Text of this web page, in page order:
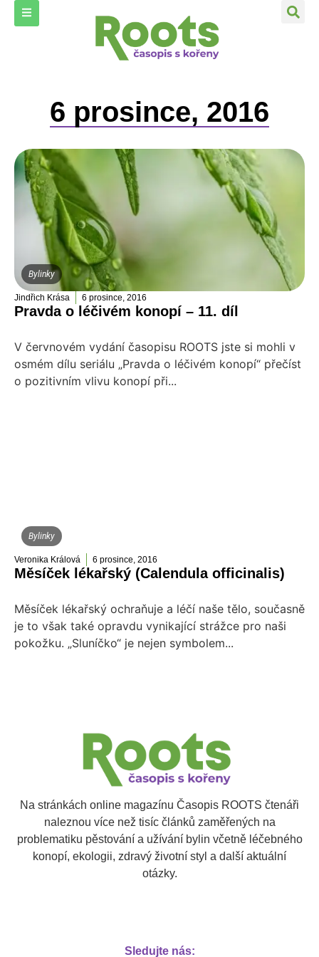
6 prosince, 2016
Bylinky
Jindřich Krása 6 prosince, 2016
Pravda o léčivém konopí – 11. díl
V červnovém vydání časopisu ROOTS jste si mohli v
osmém dílu seriálu „Pravda o léčivém konopí“ přečíst
o pozitivním vlivu konopí při...
Bylinky
Veronika Králová 6 prosince, 2016
Měsíček lékařský (Calendula officinalis)
Měsíček lékařský ochraňuje a léčí naše tělo, současně
je to však také opravdu vynikající strážce pro naši
pokožku. „Sluníčko“ je nejen symbolem...
Na stránkách online magazínu Časopis ROOTS čtenáři
naleznou více než tisíc článků zaměřených na
problematiku pěstování a užívání bylin včetně léčebného
konopí, ekologii, zdravý životní styl a další aktuální
otázky.
Sledujte nás: